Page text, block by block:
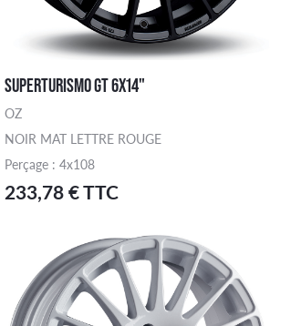
SUPERTURISMO GT 6X14"
OZ
NOIR MAT LETTRE ROUGE
Perçage : 4x108
233,78 € TTC